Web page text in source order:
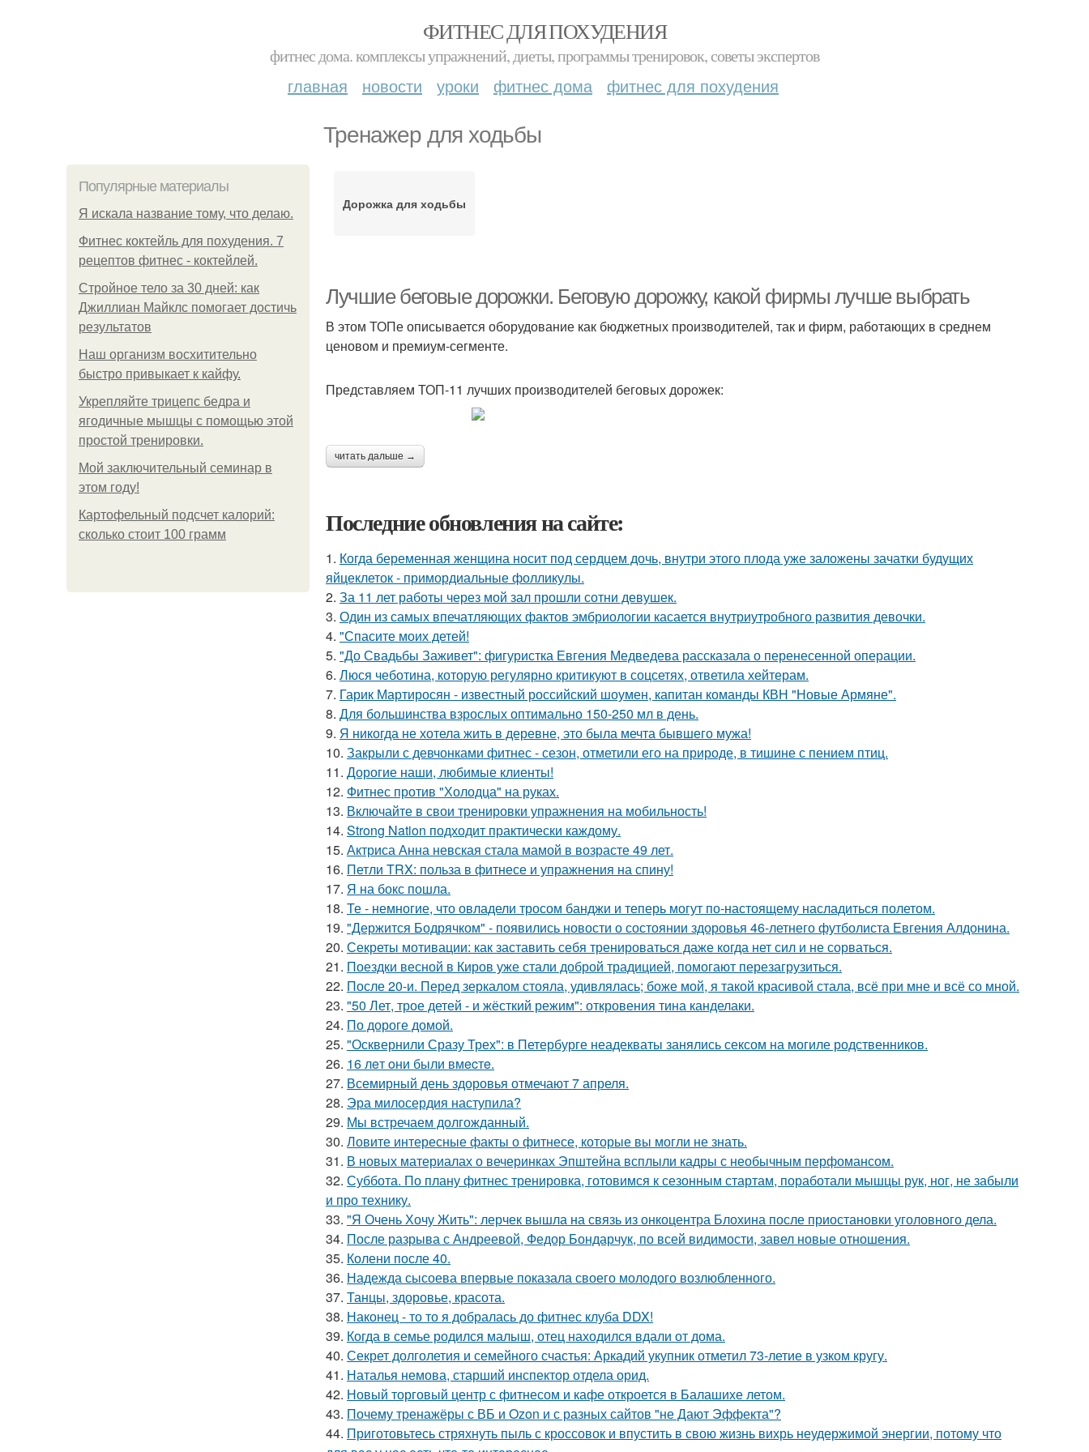
ФИТНЕС ДЛЯ ПОХУДЕНИЯ
фитнес дома. комплексы упражнений, диеты, программы тренировок, советы экспертов
главная новости уроки фитнес дома фитнес для похудения
Тренажер для ходьбы
Популярные материалы
Я искала название тому, что делаю.
Фитнес коктейль для похудения. 7
рецептов фитнес - коктейлей.
Стройное тело за 30 дней: как
Джиллиан Майклс помогает достичь
результатов
Наш организм восхитительно
быстро привыкает к кайфу.
Укрепляйте трицепс бедра и
ягодичные мышцы с помощью этой
простой тренировки.
Мой заключительный семинар в
этом году!
Картофельный подсчет калорий:
сколько стоит 100 грамм
Дорожка для ходьбы
Лучшие беговые дорожки. Беговую дорожку, какой фирмы лучше выбрать
В этом ТОПе описывается оборудование как бюджетных производителей, так и фирм, работающих в среднем
ценовом и премиум-сегменте.
Представляем ТОП-11 лучших производителей беговых дорожек:
читать дальше →
Последние обновления на сайте:
1. Когда беременная женщина носит под сердцем дочь, внутри этого плода уже заложены зачатки будущих
яйцеклеток - примордиальные фолликулы.
2. За 11 лет работы через мой зал прошли сотни девушек.
3. Один из самых впечатляющих фактов эмбриологии касается внутриутробного развития девочки.
4. "Спасите моих детей!
5. "До Свадьбы Заживет": фигуристка Евгения Медведева рассказала о перенесенной операции.
6. Люся чеботина, которую регулярно критикуют в соцсетях, ответила хейтерам.
7. Гарик Мартиросян - известный российский шоумен, капитан команды КВН "Новые Армяне".
8. Для большинства взрослых оптимально 150-250 мл в день.
9. Я никогда не хотела жить в деревне, это была мечта бывшего мужа!
10. Закрыли с девчонками фитнес - сезон, отметили его на природе, в тишине с пением птиц.
11. Дорогие наши, любимые клиенты!
12. Фитнес против "Холодца" на руках.
13. Включайте в свои тренировки упражнения на мобильность!
14. Strong Nation подходит практически каждому.
15. Актриса Анна невская стала мамой в возрасте 49 лет.
16. Петли TRX: польза в фитнесе и упражнения на спину!
17. Я на бокс пошла.
18. Те - немногие, что овладели тросом банджи и теперь могут по-настоящему насладиться полетом.
19. "Держится Бодрячком" - появились новости о состоянии здоровья 46-летнего футболиста Евгения Алдонина.
20. Секреты мотивации: как заставить себя тренироваться даже когда нет сил и не сорваться.
21. Поездки весной в Киров уже стали доброй традицией, помогают перезагрузиться.
22. После 20-и. Перед зеркалом стояла, удивлялась; боже мой, я такой красивой стала, всё при мне и всё со мной.
23. "50 Лет, трое детей - и жёсткий режим": откровения тина канделаки.
24. По дороге домой.
25. "Осквернили Сразу Трех": в Петербурге неадекваты занялись сексом на могиле родственников.
26. 16 лeт oни были вмecтe.
27. Всемирный день здоровья отмечают 7 апреля.
28. Эра милосердия наступила?
29. Мы встречаем долгожданный.
30. Ловите интересные факты о фитнесе, которые вы могли не знать.
31. В новых материалах о вечеринках Эпштейна всплыли кадры с необычным перфомансом.
32. Суббота. По плану фитнес тренировка, готовимся к сезонным стартам, поработали мышцы рук, ног, не забыли
и про технику.
33. "Я Очень Хочу Жить": лерчек вышла на связь из онкоцентра Блохина после приостановки уголовного дела.
34. После разрыва с Андреевой, Федор Бондарчук, по всей видимости, завел новые отношения.
35. Колени после 40.
36. Надежда сысоева впервые показала своего молодого возлюбленного.
37. Танцы, здоровье, красота.
38. Наконец - то то я добралась до фитнес клуба DDX!
39. Когда в семье родился малыш, отец находился вдали от дома.
40. Секрет долголетия и семейного счастья: Аркадий укупник отметил 73-летие в узком кругу.
41. Наталья немова, старший инспектор отдела орид.
42. Новый торговый центр с фитнесом и кафе откроется в Балашихе летом.
43. Почему тренажёры с ВБ и Ozon и с разных сайтов "не Дают Эффекта"?
44. Приготовьтесь стряхнуть пыль с кроссовок и впустить в свою жизнь вихрь неудержимой энергии, потому что